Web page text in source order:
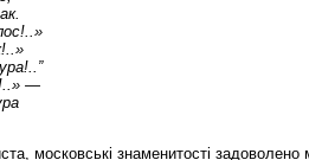
—
московські знаменитості задоволено